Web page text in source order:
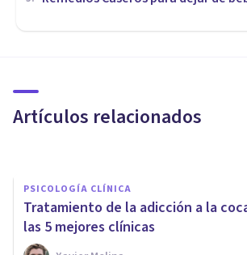
Artículos relacionados
son, y características
PSICOLOGÍA CLÍNICA
Tratamiento de la adicción a la
las 5 mejores clínicas